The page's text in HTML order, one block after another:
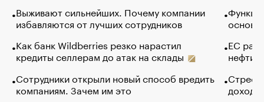
Выживают сильнейших. Почему компании
избавляются от лучших сотрудников
Как банк Wildberries резко нарастил
кредиты селлерам до атак на склады
Сотрудники открыли новый способ вредить
компаниям. Зачем им это
основ
ЕС
нефти